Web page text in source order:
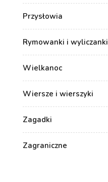
Przysłowia
Rymowanki i wyliczanki
Wielkanoc
Wiersze i wierszyki
Zagadki
Zagraniczne